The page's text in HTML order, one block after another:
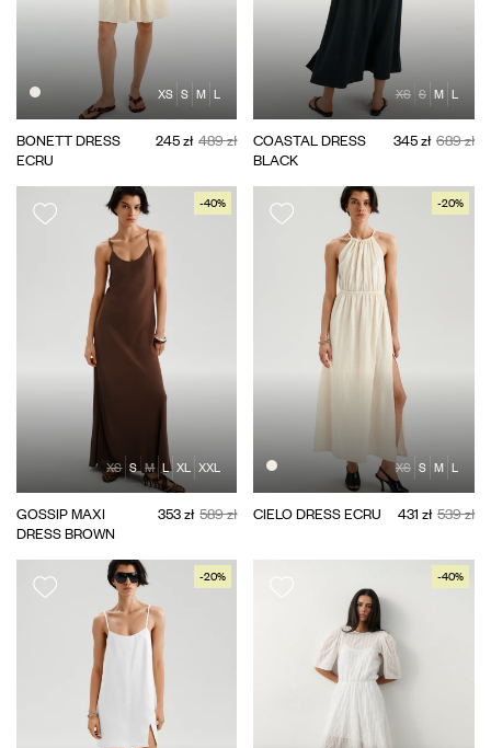
XS S M L
BONETT DRESS
ECRU
245 zł 489 zł
XS S M L
COASTAL DRESS
BLACK
345 zł 689 zł
XS S M L XL XXL
-40%
GOSSIP MAXI
DRESS BROWN
353 zł 589 zł
XS S M L
-20%
CIELO DRESS ECRU 431 zł 539 zł
-20% -40%